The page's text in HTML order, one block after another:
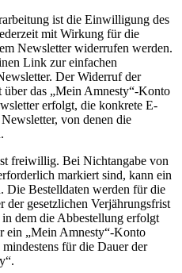
ist die Einwilligung des
mit Wirkung für die
Newsletter widerrufen werden.
Link zur einfachen
Der Widerruf der
das „Mein Amnesty“-Konto
erfolgt, die konkrete E-
von denen die
freiwillig. Bei Nichtangabe von
markiert sind, kann ein
Die Bestelldaten werden für die
der gesetzlichen Verjährungsfrist
in dem die Abbestellung erfolgt
ein „Mein Amnesty“-Konto
für die Dauer der